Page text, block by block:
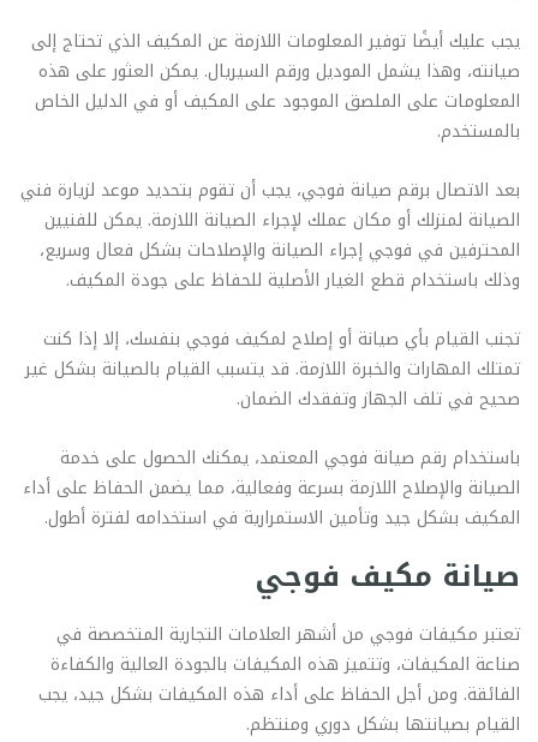
يجب عليك أيضًا توفير المعلومات اللازمة عن المكيف الذي تحتاج إلى
صيانته، وهذا يشمل الموديل ورقم السيريال. يمكن العثور على هذه
المعلومات على الملصق الموجود على المكيف أو في الدليل الخاص
بالمستخدم.
بعد الاتصال برقم صيانة فوجي، يجب أن تقوم بتحديد موعد لزيارة فني
الصيانة لمنزلك أو مكان عملك لإجراء الصيانة اللازمة. يمكن للفنيين
المحترفين في فوجي إجراء الصيانة والإصلاحات بشكل فعال وسريع،
وذلك باستخدام قطع الغيار الأصلية للحفاظ على جودة المكيف.
تجنب القيام بأي صيانة أو إصلاح لمكيف فوجي بنفسك، إلا إذا كنت
تمتلك المهارات والخبرة اللازمة. قد يتسبب القيام بالصيانة بشكل غير
صحيح في تلف الجهاز وتفقدك الضمان.
باستخدام رقم صيانة فوجي المعتمد، يمكنك الحصول على خدمة
الصيانة والإصلاح اللازمة بسرعة وفعالية، مما يضمن الحفاظ على أداء
المكيف بشكل جيد وتأمين الاستمرارية في استخدامه لفترة أطول.
صيانة مكيف فوجي
تعتبر مكيفات فوجي من أشهر العلامات التجارية المتخصصة في
صناعة المكيفات، وتتميز هذه المكيفات بالجودة العالية والكفاءة
الفائقة. ومن أجل الحفاظ على أداء هذه المكيفات بشكل جيد، يجب
القيام بصيانتها بشكل دوري ومنتظم.